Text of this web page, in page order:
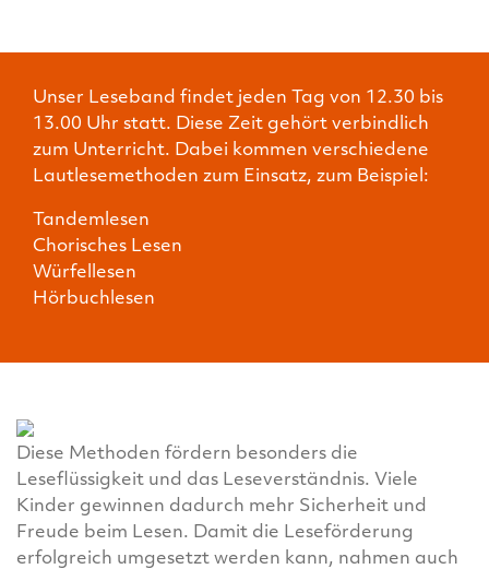
Unser Leseband findet jeden Tag von 12.30 bis
13.00 Uhr statt. Diese Zeit gehört verbindlich
zum Unterricht. Dabei kommen verschiedene
Lautlesemethoden zum Einsatz, zum Beispiel:
Tandemlesen
Chorisches Lesen
Würfellesen
Hörbuchlesen
Diese Methoden fördern besonders die
Leseflüssigkeit und das Leseverständnis. Viele
Kinder gewinnen dadurch mehr Sicherheit und
Freude beim Lesen. Damit die Leseförderung
erfolgreich umgesetzt werden kann, nahmen auch